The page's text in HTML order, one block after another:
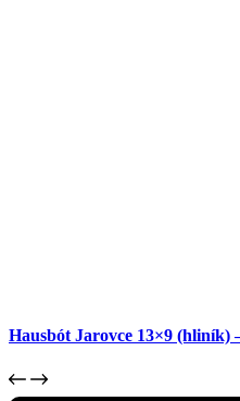
Hausbót Jarovce 13×9 (hliník)